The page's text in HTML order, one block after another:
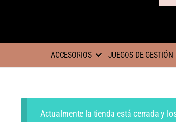
ACCESORIOS JUEGOS DE GESTIÓN
Actualmente la tienda está cerrada y